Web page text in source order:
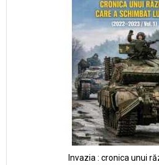
Invazia : cronica unui